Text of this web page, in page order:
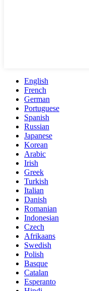
English
French
German
Portuguese
Spanish
Russian
Japanese
Korean
Arabic
Irish
Greek
Turkish
Italian
Danish
Romanian
Indonesian
Czech
Afrikaans
Swedish
Polish
Basque
Catalan
Esperanto